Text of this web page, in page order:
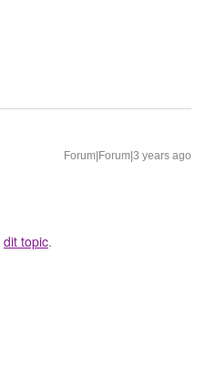
Forum|Forum|3 years ago
dit topic.